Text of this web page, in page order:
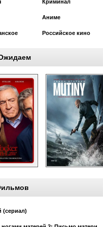
Криминал
Аниме
Российское кино
(сериал)